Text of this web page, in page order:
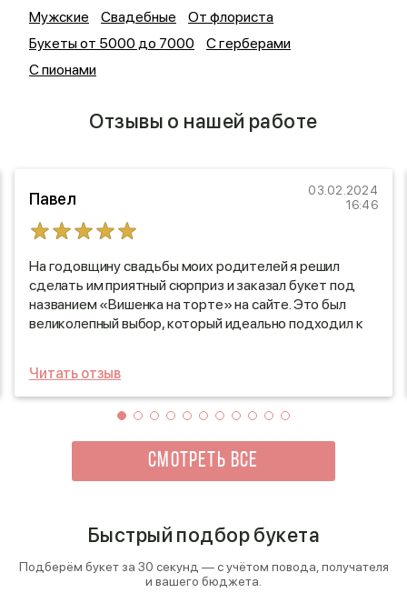
Мужские
Свадебные
От флориста
Букеты от 5000 до 7000
С герберами
С пионами
Отзывы о нашей работе
Павел
03.02.2024
16:46
На годовщину свадьбы моих родителей я решил
сделать им приятный сюрприз и заказал букет под
названием «Вишенка на торте» на сайте. Это был
великолепный выбор, который идеально подходил к
задержек! Букет был не только элегантно оформлен,
но и радовал глаз своим ярким сочетанием цветов и
свежестью. Я остался полностью доволен
обслуживанием и качеством доставки, это
определенно сделало их день ещё более особенным!
Читать отзыв
СМОТРЕТЬ ВСЕ
Быстрый подбор букета
Подберём букет за 30 секунд — с учётом повода, получателя
и вашего бюджета.